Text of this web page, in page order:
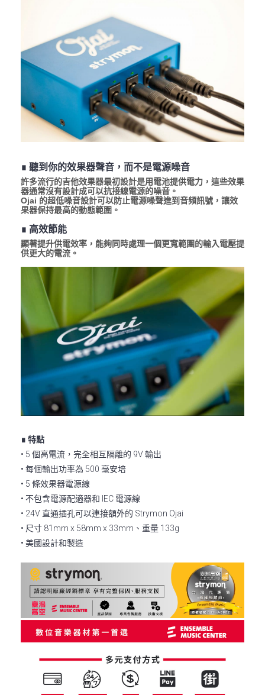
∎ 聽到你的效果器聲音，而不是電源噪音
許多流行的吉他效果器最初設計是用電池提供電力，這些效果
器通常沒有設計成可以抗接線電源的噪音。
Ojai 的超低噪音設計可以防止電源噪聲進到音頻訊號，讓效
果器保持最高的動態範圍。
∎ 高效節能
顯著提升供電效率，能夠同時處理一個更寬範圍的輸入電壓提
供更大的電流。
∎ 特點
• 5 個高電流，完全相互隔離的 9V 輸出
• 每個輸出功率為 500 毫安培
• 5 條效果器電源線
• 不包含電源配適器和 IEC 電源線
• 24V 直通插孔可以連接額外的 Strymon Ojai
• 尺寸 81mm x 58mm x 33mm、重量 133g
• 美國設計和製造